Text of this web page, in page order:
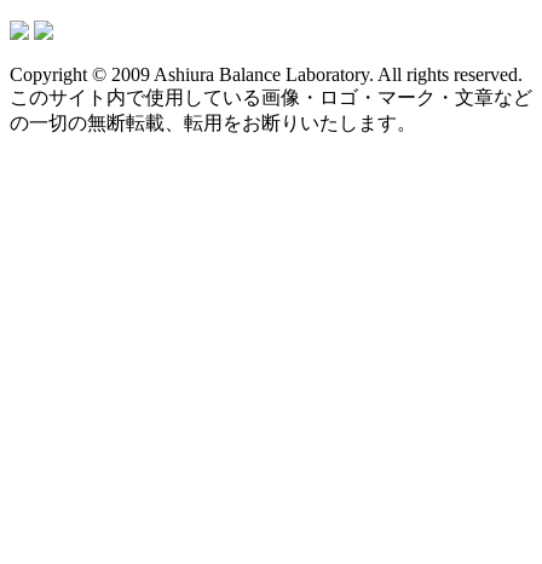
Copyright © 2009 Ashiura Balance Laboratory. All rights reserved.
このサイト内で使用している画像・ロゴ・マーク・文章など
の一切の無断転載、転用をお断りいたします。